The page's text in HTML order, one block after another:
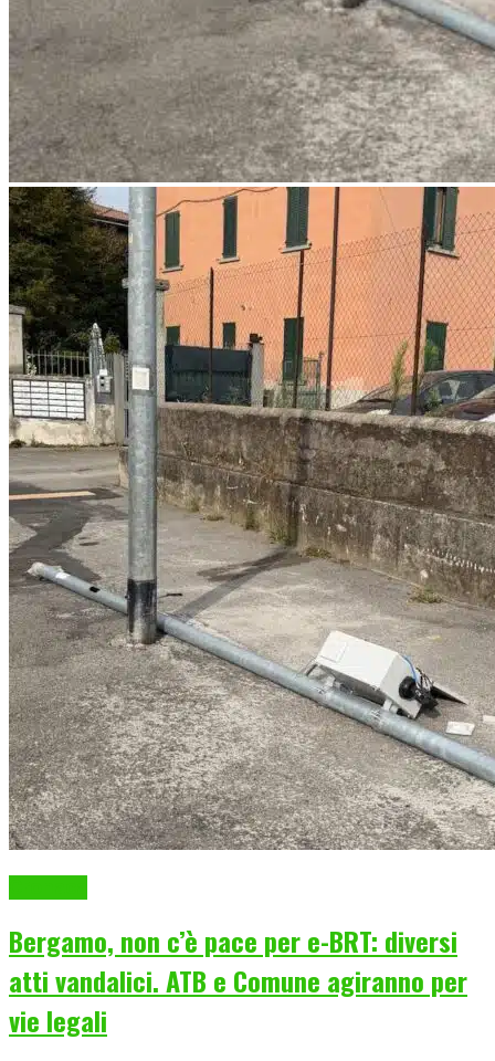
Bergamo, non c’è pace per e-BRT: diversi
atti vandalici. ATB e Comune agiranno per
vie legali